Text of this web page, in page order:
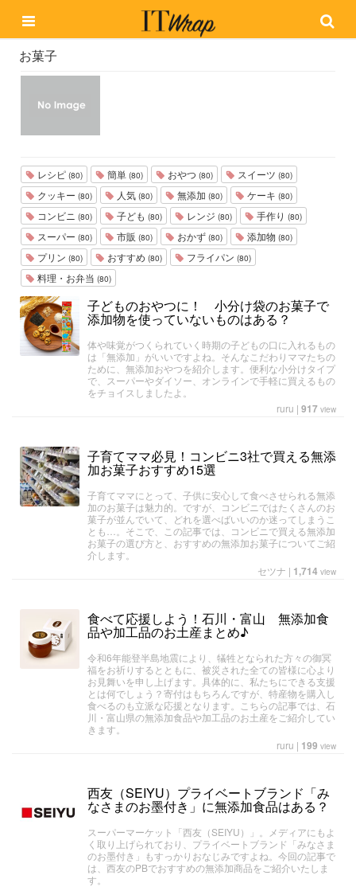
お菓子
レシピ (80) 簡単 (80) おやつ (80) スイーツ (80)
クッキー (80) 人気 (80) 無添加 (80) ケーキ (80)
コンビニ (80) 子ども (80) レンジ (80) 手作り (80)
スーパー (80) 市販 (80) おかず (80) 添加物 (80)
プリン (80) おすすめ (80) フライパン (80)
料理・お弁当 (80)
子どものおやつに！ 小分け袋のお菓子で
添加物を使っていないものはある？
体や味覚がつくられていく時期の子どもの口に入れるもの
は「無添加」がいいですよね。そんなこだわりママたちの
ために、無添加おやつを紹介します。便利な小分けタイプ
で、スーパーやダイソー、オンラインで手軽に買えるもの
をチョイスしましたよ。
ruru | 917 view
子育てママ必見！コンビニ3社で買える無添
加お菓子おすすめ15選
子育てママにとって、子供に安心して食べさせられる無添
加のお菓子は魅力的。ですが、コンビニではたくさんのお
菓子が並んでいて、どれを選べばいいのか迷ってしまうこ
とも…。そこで、この記事では、コンビニで買える無添加
お菓子の選び方と、おすすめの無添加お菓子についてご紹
介します。
セツナ | 1,714 view
食べて応援しよう！石川・富山 無添加食
品や加工品のお土産まとめ♪
令和6年能登半島地震により、犠牲となられた方々の御冥
福をお祈りするとともに、被災された全ての皆様に心より
お見舞いを申し上げます。具体的に、私たちにできる支援
とは何でしょう？寄付はもちろんですが、特産物を購入し
食べるのも立派な応援となります。こちらの記事では、石
川・富山県の無添加食品や加工品のお土産をご紹介してい
きます。
ruru | 199 view
西友（SEIYU）プライベートブランド「み
なさまのお墨付き」に無添加食品はある？
スーパーマーケット「西友（SEIYU）」。メディアにもよ
く取り上げられており、プライベートブランド「みなさま
のお墨付き」もすっかりおなじみですよね。今回の記事で
は、西友のPBでおすすめの無添加商品をご紹介いたしま
す。